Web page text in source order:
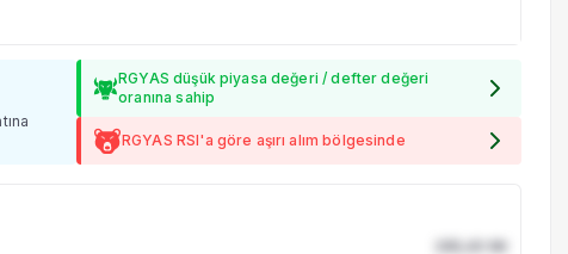
RGYAS düşük piyasa değeri / defter değeri
oranına sahip
RGYAS RSI'a göre aşırı alım bölgesinde